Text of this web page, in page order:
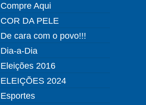
Compre Aqui
COR DA PELE
De cara com o povo!!!
Dia-a-Dia
Eleições 2016
ELEIÇÕES 2024
Esportes